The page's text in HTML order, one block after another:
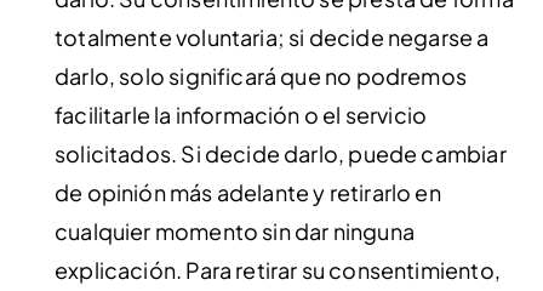
totalmente voluntaria; si decide negarse a
darlo, solo significará que no podremos
facilitarle la información o el servicio
solicitados. Si decide darlo, puede cambiar
de opinión más adelante y retirarlo en
cualquier momento sin dar ninguna
explicación. Para retirar su consentimiento,